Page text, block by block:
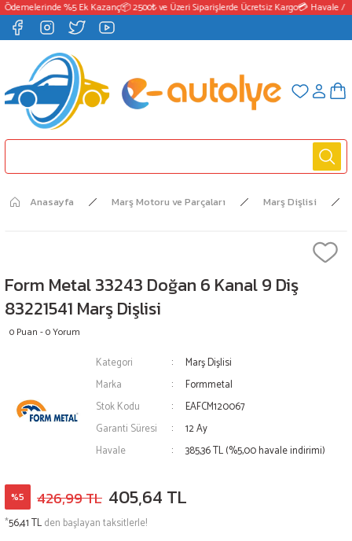
%5 Ek Kazanç📦 2500₺ ve Üzeri Siparişlerde Ücretsiz Kargo💳 Havale /
Anasayfa Marş Motoru ve Parçaları Marş Dişlisi
Form Metal 33243 Doğan 6 Kanal 9 Diş
83221541 Marş Dişlisi
0 Puan - 0 Yorum
Kategori
Marş Dişlisi
Marka
Formmetal
Stok Kodu
EAFCM120067
Garanti Süresi
12 Ay
Havale
385,36 TL (%5,00 havale indirimi)
%5 426,99 TL 405,64 TL
*56,41 TLden başlayan taksitlerle!